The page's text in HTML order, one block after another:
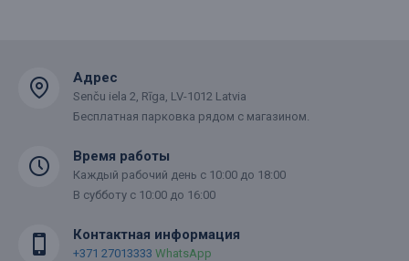
Адрес
Senču iela 2, Rīga, LV-1012 Latvia
Бесплатная парковка рядом с магазином.
Время работы
Каждый рабочий день с 10:00 до 18:00
В субботу с 10:00 до 16:00
Контактная информация
+371 27013333 WhatsApp